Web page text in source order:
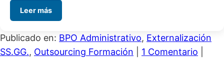
Leer más
Publicado en: BPO Administrativo, Externalización
SS.GG., Outsourcing Formación 1 Comentario